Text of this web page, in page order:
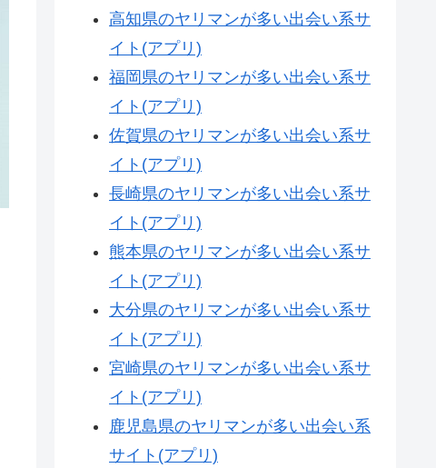
高知県のヤリマンが多い出会い系サ
イト(アプリ)
福岡県のヤリマンが多い出会い系サ
イト(アプリ)
佐賀県のヤリマンが多い出会い系サ
イト(アプリ)
長崎県のヤリマンが多い出会い系サ
イト(アプリ)
熊本県のヤリマンが多い出会い系サ
イト(アプリ)
大分県のヤリマンが多い出会い系サ
イト(アプリ)
宮崎県のヤリマンが多い出会い系サ
イト(アプリ)
鹿児島県のヤリマンが多い出会い系
サイト(アプリ)